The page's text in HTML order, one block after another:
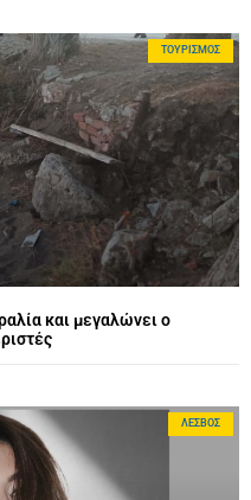
ΤΟΥΡΙΣΜΌΣ
και μεγαλώνει ο
ΛΈΣΒΟΣ